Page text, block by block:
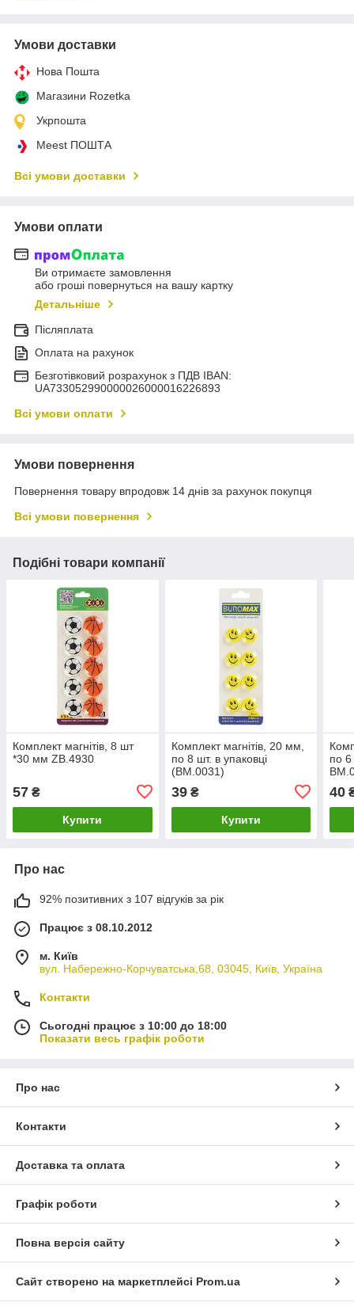
Умови доставки
Нова Пошта
Магазини Rozetka
Укрпошта
Meest ПОШТА
Всі умови доставки
Умови оплати
Ви отримаєте замовлення
або гроші повернуться на вашу картку
Детальніше
Післяплата
Оплата на рахунок
Безготівковий розрахунок з ПДВ IBAN:
UA733052990000026000016226893
Всі умови оплати
Умови повернення
Повернення товару впродовж 14 днів за рахунок покупця
Всі умови повернення
Подібні товари компанії
Комплект магнітів, 8 шт
*30 мм ZB.4930
57 ₴
Купити
Комплект магнітів, 20 мм,
по 8 шт. в упаковці
(BM.0031)
39₴
Купити
по 6
40
Про нас
92% позитивних з 107 відгуків за рік
Працює з 08.10.2012
м. Київ
вул. Набережно-Корчуватська,68, 03045, Київ, Україна
Контакти
Сьогодні працює з 10:00 до 18:00
Показати весь графік роботи
Про нас
Контакти
Доставка та оплата
Графік роботи
Повна версія сайту
Сайт створено на маркетплейсі Prom.ua